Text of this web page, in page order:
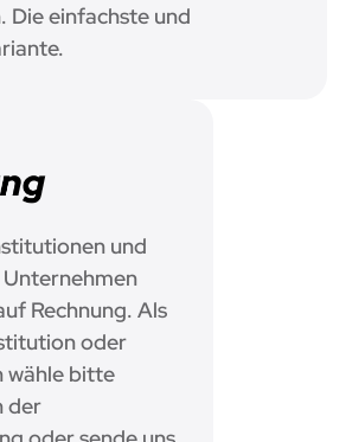
Die einfachste und
und
Rechnung. Als
oder
wähle bitte
der